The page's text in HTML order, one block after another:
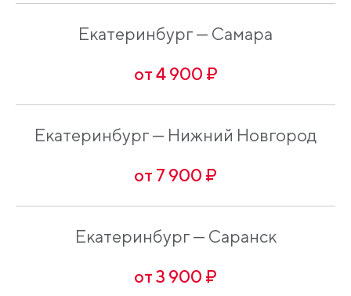
Екатеринбург — Самара
от 4 900 ₽
Екатеринбург — Нижний Новгород
от 7 900 ₽
Екатеринбург — Саранск
от 3 900 ₽